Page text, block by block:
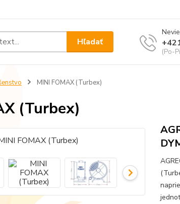
Hľadať
(Po-
MINI FOMAX (Turbex)
(Turbex)